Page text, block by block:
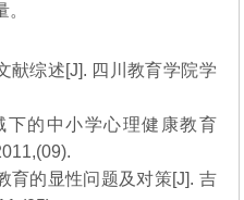
献综述[J]. 四川教育学院学
下的中小学心理健康教育
育的显性问题及对策[J]. 吉